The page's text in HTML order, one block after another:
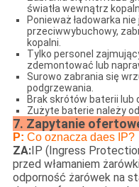
światła wewnątrz
Ponieważ ładowarka
przeciwwybuchowy,
kopalni.
Tylko personel
zdemontować lub
Surowo zabrania się
podgrzewania.
Brak skrótów baterii lub
Zużyte baterie należy
7. Zapytanie
P: Co oznacza daes IP?
ZA:IP (Ingress
przed włamaniem
odporność żarówek na